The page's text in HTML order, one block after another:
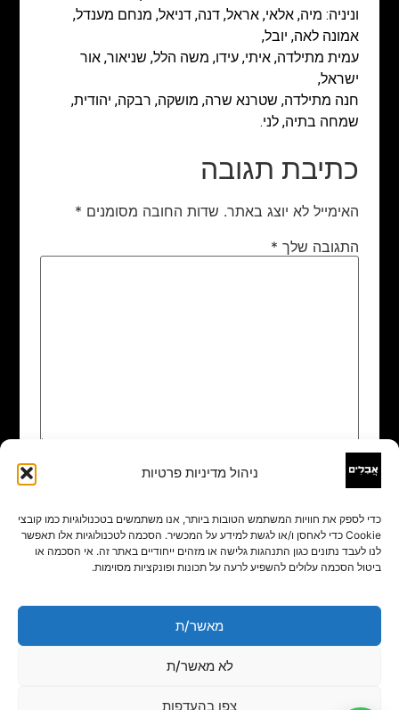
ניהול מדיניות פרטיות
כדי לספק את חוויות המשתמש הטובות ביותר, אנו משתמשים בטכנולוגיות כמו קובצי
Cookie כדי לאחסן ו/או לגשת למידע על המכשיר. הסכמה לטכנולוגיות אלו תאפשר
לנו לעבד נתונים כגון התנהגות גלישה או מזהים ייחודיים באתר זה. אי הסכמה או
ביטול הסכמה עלולים להשפיע לרעה על תכונות ופונקציות מסוימות.
מאשר/ת
לא מאשר/ת
צפו בהעדפות
וניניה: מיה, אלאי, אראל, דנה, דניאל, מנחם מענדל,
אמונה לאה, יובל,
עמית מתילדה, איתי, עידו, משה הלל, שניאור, אור
ישראל,
חנה מתילדה, שטרנא שרה, מושקה, רבקה, יהודית,
שמחה בתיה, לני.
כתיבת תגובה
האימייל לא יוצג באתר. שדות החובה מסומנים *
התגובה שלך *
שם
אימייל*